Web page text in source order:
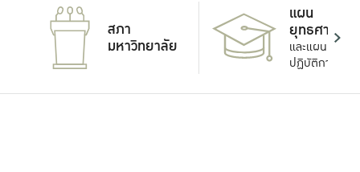
สภา
มหาวิทยาลัย
แผน
ยุทธศาสตร์
และแผน
ปฏิบัติการ